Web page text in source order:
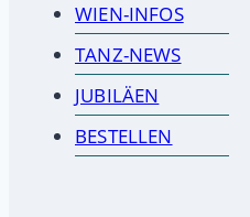
WIEN-INFOS
TANZ-NEWS
JUBILÄEN
BESTELLEN